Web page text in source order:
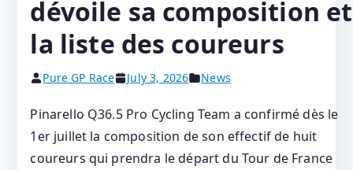
dévoile sa composition et
la liste des coureurs
Pure GP Race July 3, 2026 News
Pinarello Q36.5 Pro Cycling Team a confirmé dès le
1er juillet la composition de son effectif de huit
coureurs qui prendra le départ du Tour de France